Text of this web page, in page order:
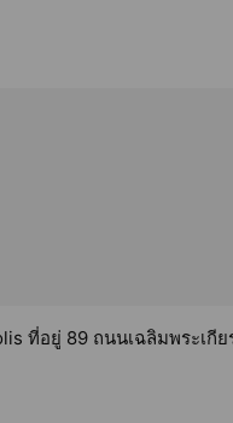
ที่อยู่ 89 ถนนเฉลิมพระเกี